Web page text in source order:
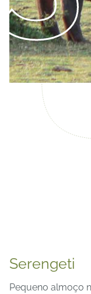
Serengeti
Pequeno almoço